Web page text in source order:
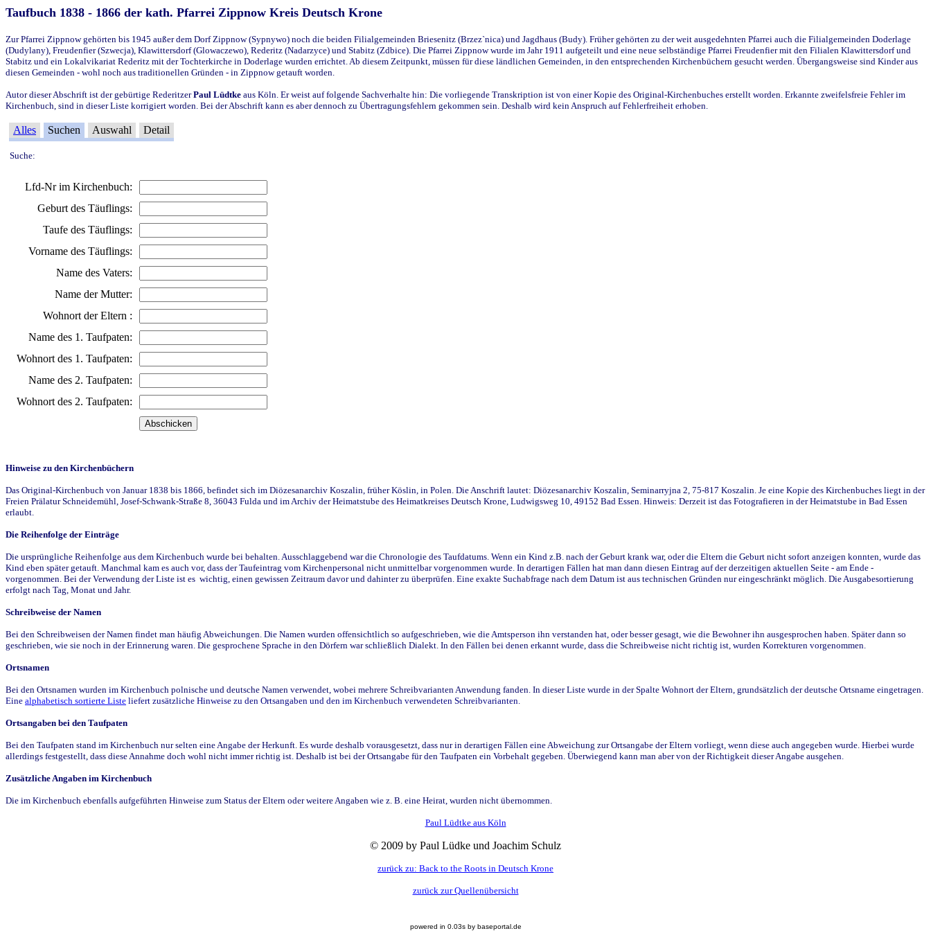
Taufbuch 1838 - 1866 der kath. Pfarrei Zippnow Kreis Deutsch Krone
Zur Pfarrei Zippnow gehörten bis 1945 außer dem Dorf Zippnow (Sypnywo) noch die beiden Filialgemeinden Briesenitz (Brzez`nica) und Jagdhaus (Budy). Früher gehörten zu der weit ausgedehnten Pfarrei auch die Filialgemeinden Doderlage
(Dudylany), Freudenfier (Szwecja), Klawittersdorf (Glowaczewo), Rederitz (Nadarzyce) und Stabitz (Zdbice). Die Pfarrei Zippnow wurde im Jahr 1911 aufgeteilt und eine neue selbständige Pfarrei Freudenfier mit den Filialen Klawittersdorf und
Stabitz und ein Lokalvikariat Rederitz mit der Tochterkirche in Doderlage wurden errichtet. Ab diesem Zeitpunkt, müssen für diese ländlichen Gemeinden, in den entsprechenden Kirchenbüchern gesucht werden. Übergangsweise sind Kinder aus
diesen Gemeinden - wohl noch aus traditionellen Gründen - in Zippnow getauft worden.
Autor dieser Abschrift ist der gebürtige RederitzerPaul Lüdtke aus Köln. Er weist auf folgende Sachverhalte hin: Die vorliegende Transkription ist von einer Kopie des Original-Kirchenbuches erstellt worden. Erkannte zweifelsfreie Fehler im
Kirchenbuch, sind in dieser Liste korrigiert worden. Bei der Abschrift kann es aber dennoch zu Übertragungsfehlern gekommen sein. Deshalb wird kein Anspruch auf Fehlerfreiheit erhoben.
Alles Suchen Auswahl Detail
Suche:
Lfd-Nr im Kirchenbuch:
Geburt des Täuflings:
Taufe des Täuflings:
Vorname des Täuflings:
Name des Vaters:
Name der Mutter:
Wohnort der Eltern :
Name des 1. Taufpaten:
Wohnort des 1. Taufpaten:
Name des 2. Taufpaten:
Wohnort des 2. Taufpaten:
Hinweise zu den Kirchenbüchern
Das Original-Kirchenbuch von Januar 1838 bis 1866, befindet sich im Diözesanarchiv Koszalin, früher Köslin, in Polen. Die Anschrift lautet: Diözesanarchiv Koszalin, Seminarryjna 2, 75-817 Koszalin. Je eine Kopie des Kirchenbuches liegt in der
Freien Prälatur Schneidemühl, Josef-Schwank-Straße 8, 36043 Fulda und im Archiv der Heimatstube des Heimatkreises Deutsch Krone, Ludwigsweg 10, 49152 Bad Essen. Hinweis: Derzeit ist das Fotografieren in der Heimatstube in Bad Essen
erlaubt.
Die Reihenfolge der Einträge
Die ursprüngliche Reihenfolge aus dem Kirchenbuch wurde bei behalten. Ausschlaggebend war die Chronologie des Taufdatums. Wenn ein Kind z.B. nach der Geburt krank war, oder die Eltern die Geburt nicht sofort anzeigen konnten, wurde das
Kind eben später getauft. Manchmal kam es auch vor, dass der Taufeintrag vom Kirchenpersonal nicht unmittelbar vorgenommen wurde. In derartigen Fällen hat man dann diesen Eintrag auf der derzeitigen aktuellen Seite - am Ende -
vorgenommen. Bei der Verwendung der Liste ist es wichtig, einen gewissen Zeitraum davor und dahinter zu überprüfen. Eine exakte Suchabfrage nach dem Datum ist aus technischen Gründen nur eingeschränkt möglich. Die Ausgabesortierung
erfolgt nach Tag, Monat und Jahr.
Schreibweise der Namen
Bei den Schreibweisen der Namen findet man häufig Abweichungen. Die Namen wurden offensichtlich so aufgeschrieben, wie die Amtsperson ihn verstanden hat, oder besser gesagt, wie die Bewohner ihn ausgesprochen haben. Später dann so
geschrieben, wie sie noch in der Erinnerung waren. Die gesprochene Sprache in den Dörfern war schließlich Dialekt. In den Fällen bei denen erkannt wurde, dass die Schreibweise nicht richtig ist, wurden Korrekturen vorgenommen.
Ortsnamen
Bei den Ortsnamen wurden im Kirchenbuch polnische und deutsche Namen verwendet, wobei mehrere Schreibvarianten Anwendung fanden. In dieser Liste wurde in der Spalte Wohnort der Eltern, grundsätzlich der deutsche Ortsname eingetragen.
Eine alphabetisch sortierte Liste liefert zusätzliche Hinweise zu den Ortsangaben und den im Kirchenbuch verwendeten Schreibvarianten.
Ortsangaben bei den Taufpaten
Bei den Taufpaten stand im Kirchenbuch nur selten eine Angabe der Herkunft. Es wurde deshalb vorausgesetzt, dass nur in derartigen Fällen eine Abweichung zur Ortsangabe der Eltern vorliegt, wenn diese auch angegeben wurde. Hierbei wurde
allerdings festgestellt, dass diese Annahme doch wohl nicht immer richtig ist. Deshalb ist bei der Ortsangabe für den Taufpaten ein Vorbehalt gegeben. Überwiegend kann man aber von der Richtigkeit dieser Angabe ausgehen.
Zusätzliche Angaben im Kirchenbuch
Die im Kirchenbuch ebenfalls aufgeführten Hinweise zum Status der Eltern oder weitere Angaben wie z. B. eine Heirat, wurden nicht übernommen.
Paul Lüdtke aus Köln
© 2009 by Paul Lüdke und Joachim Schulz
zurück zu: Back to the Roots in Deutsch Krone
zurück zur Quellenübersicht
powered in 0.03s by baseportal.de